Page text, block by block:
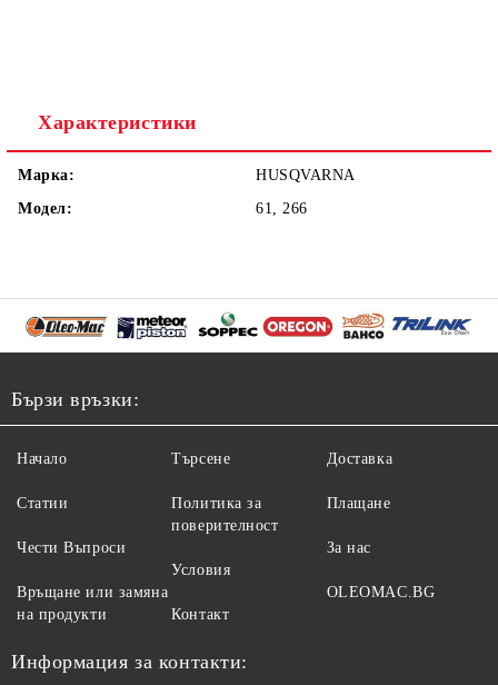
Характеристики
Марка:
HUSQVARNA
Модел:
61, 266
Бързи връзки:
Начало
Статии
Чести Въпроси
Връщане или замяна
на продукти
Търсене
Политика за
поверителност
Условия
Контакт
Доставка
Плащане
За нас
OLEOMAC.BG
Информация за контакти: